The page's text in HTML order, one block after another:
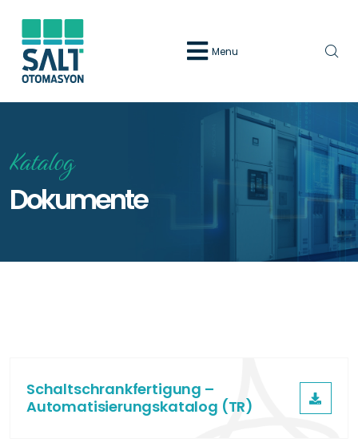
Menu
Katalog
Dokumente
Schaltschrankfertigung –
Automatisierungskatalog (TR)